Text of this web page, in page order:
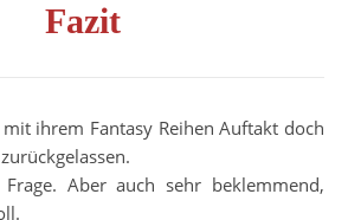
Fazit
ihrem Fantasy Reihen Auftakt doch
Frage. Aber auch sehr beklemmend,